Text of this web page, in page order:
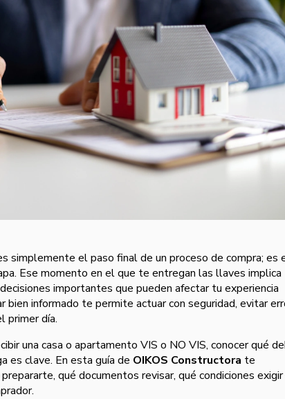
simplemente el paso final de un proceso de compra; es
Ese momento en el que te entregan las llaves implica
importantes que pueden afectar tu experiencia
bien informado te permite actuar con seguridad, evitar
primer día.
una casa o apartamento VIS o NO VIS, conocer qué
es clave. En esta guía de OIKOS Constructora te
qué documentos revisar, qué condiciones